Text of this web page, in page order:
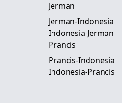
Jerman
Jerman-Indonesia
Indonesia-Jerman
Prancis
Prancis-Indonesia
Indonesia-Prancis